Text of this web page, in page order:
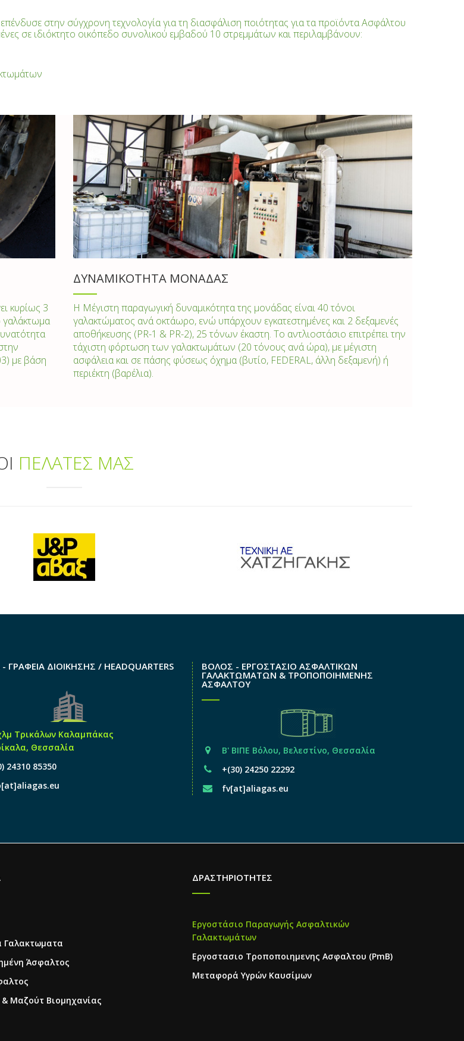
στην σύγχρονη τεχνολογία για τη διασφάλιση ποιότητας για τα προϊόντα Ασφάλτου
σε ιδιόκτητο οικόπεδο συνολικού εμβαδού 10 στρεμμάτων και περιλαμβάνουν:
κυρίως 3
γαλάκτωμα
με βάση
ΔΥΝΑΜΙΚΟΤΗΤΑ ΜΟΝΑΔΑΣ
Η Μέγιστη παραγωγική δυναμικότητα της μονάδας είναι 40 τόνοι
γαλακτώματος ανά οκτάωρο, ενώ υπάρχουν εγκατεστημένες και 2 δεξαμενές
αποθήκευσης (PR-1 & PR-2), 25 τόνων έκαστη. Το αντλιοστάσιο επιτρέπει την
τάχιστη φόρτωση των γαλακτωμάτων (20 τόνους ανά ώρα), με μέγιστη
ασφάλεια και σε πάσης φύσεως όχημα (βυτίο, FEDERAL, άλλη δεξαμενή) ή
περιέκτη (βαρέλια).
ΠΕΛΑΤΕΣ ΜΑΣ
ΓΡΑΦΕΙΑ ΔΙΟΙΚΗΣΗΣ / HEADQUARTERS
Τρικάλων Καλαμπάκας
Θεσσαλία
24310 85350
ΒΟΛΟΣ - ΕΡΓΟΣΤΑΣΙΟ ΑΣΦΑΛΤΙΚΩΝ
ΓΑΛΑΚΤΩΜΑΤΩΝ & ΤΡΟΠΟΠΟΙΗΜΕΝΗΣ
ΑΣΦΑΛΤΟΥ
Β' ΒΙΠΕ Βόλου, Βελεστίνο, Θεσσαλία
+(30) 24250 22292
fv[at]aliagas.eu
Γαλακτωματα
Άσφαλτος
& Μαζούτ Βιομηχανίας
ΔΡΑΣΤΗΡΙΟΤΗΤΕΣ
Εργοστάσιο Παραγωγής Ασφαλτικών
Γαλακτωμάτων
Εργοστασιο Τροποποιημενης Ασφαλτου (PmB)
Μεταφορά Υγρών Καυσίμων